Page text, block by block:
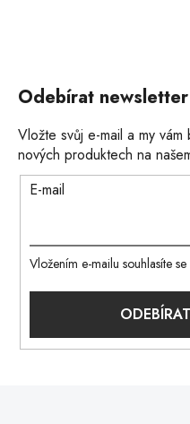
Odebírat newsletter
Vložte svůj e-mail a my
nových produktech na
E-mail
Vložením e-mailu souhlasíte se